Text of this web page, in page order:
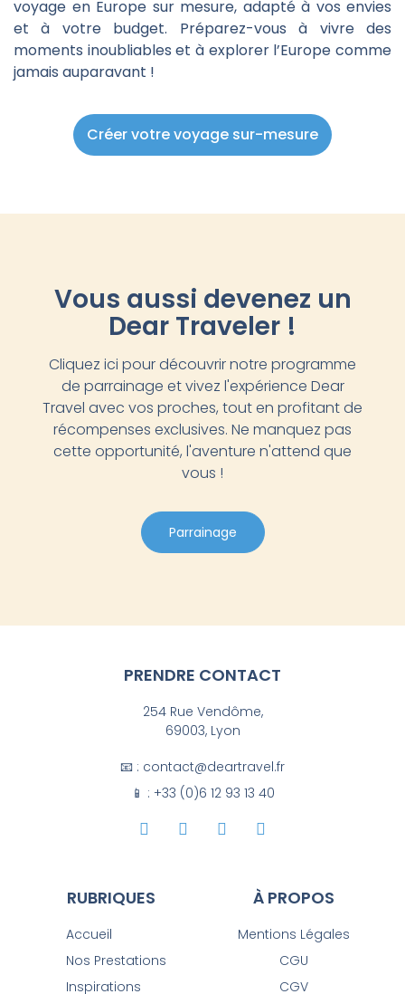
voyage en Europe sur mesure, adapté à vos envies
et à votre budget. Préparez-vous à vivre des
moments inoubliables et à explorer l’Europe comme
jamais auparavant !
Créer votre voyage sur-mesure
Vous aussi devenez un
Dear Traveler !
Cliquez ici pour découvrir notre programme
de parrainage et vivez l'expérience Dear
Travel avec vos proches, tout en profitant de
récompenses exclusives. Ne manquez pas
cette opportunité, l'aventure n'attend que
vous !
Parrainage
À PROPOS
Mentions Légales
CGU
CGV
RUBRIQUES
Accueil
Nos Prestations
Inspirations
PRENDRE CONTACT
254 Rue Vendôme,
69003, Lyon
📧 : contact@deartravel.fr
📱 : +33 (0)6 12 93 13 40